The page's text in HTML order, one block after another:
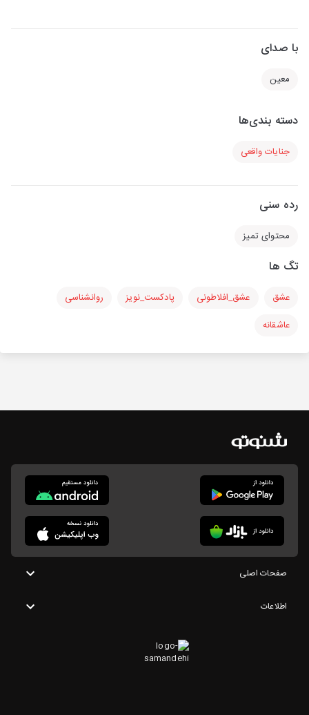
با صدای
معین
دسته بندی‌ها
جنایات واقعی
رده سنی
محتوای تمیز
تگ ها
عشق عشق_افلاطونی پادکست_نویز
روانشناسی
عاشقانه
صفحات اصلی
اطلاعات